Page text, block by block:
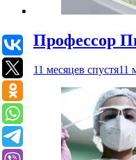
Профессор
11 месяцев спустя11